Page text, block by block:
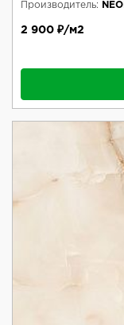
Производитель:
2 900 ₽/м2